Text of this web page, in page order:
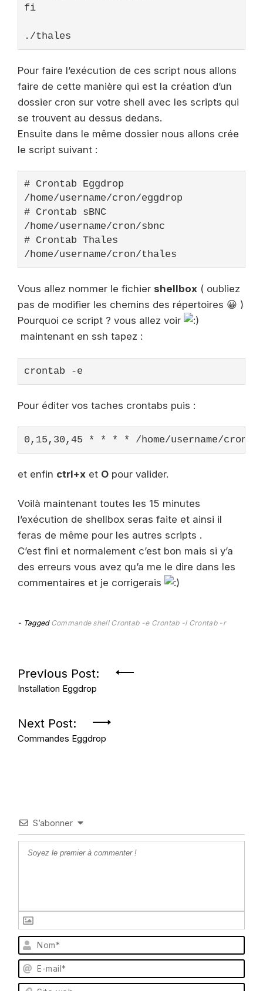
fi
./thales
Pour faire l’exécution de ces script nous allons
faire de cette manière qui est la création d’un
dossier cron sur votre shell avec les scripts qui
se trouvent au dessus dedans.
Ensuite dans le même dossier nous allons crée
le script suivant :
# Crontab Eggdrop
# Crontab sBNC
# Crontab Thales
/home/username/cron/thales
Vous allez nommer le fichier shellbox ( oubliez
pas de modifier les chemins des répertoires 😀 )
Pourquoi ce script ? vous allez voir
maintenant en ssh tapez :
crontab -e
Pour éditer vos taches crontabs puis :
0,15,30,45 * * * * /home/username/cron/
et enfin ctrl+x et O pour valider.
Voilà maintenant toutes les 15 minutes
l’exécution de shellbox seras faite et ainsi il
feras de même pour les autres scripts .
C’est fini et normalement c’est bon mais si y’a
des erreurs vous avez qu’a me le dire dans les
commentaires et je corrigerais
Tagged Commande shell Crontab -e Crontab -l Crontab -r
Navigation
de
l’article
Previous Post:
Installation Eggdrop
Next Post:
Commandes Eggdrop
S’abonner
N
m
*
E